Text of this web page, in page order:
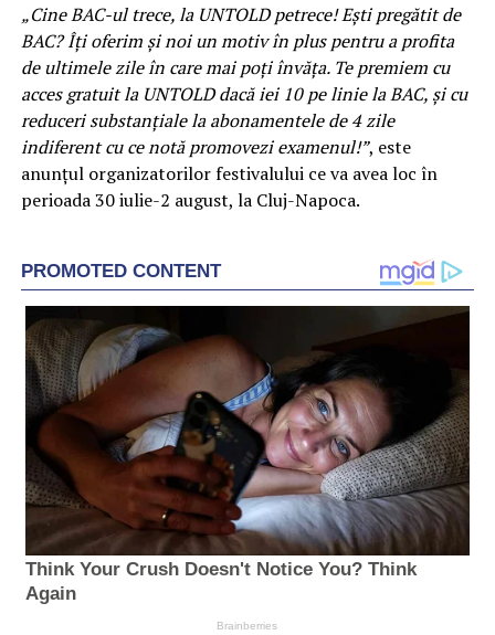
„Cine BAC-ul trece, la UNTOLD petrece! Ești pregătit de
BAC? Îți oferim și noi un motiv în plus pentru a profita
de ultimele zile în care mai poți învăța. Te premiem cu
acces gratuit la UNTOLD dacă iei 10 pe linie la BAC, și cu
reduceri substanțiale la abonamentele de 4 zile
indiferent cu ce notă promovezi examenul!”, este
anunţul organizatorilor festivalului ce va avea loc în
perioada 30 iulie-2 august, la Cluj-Napoca.